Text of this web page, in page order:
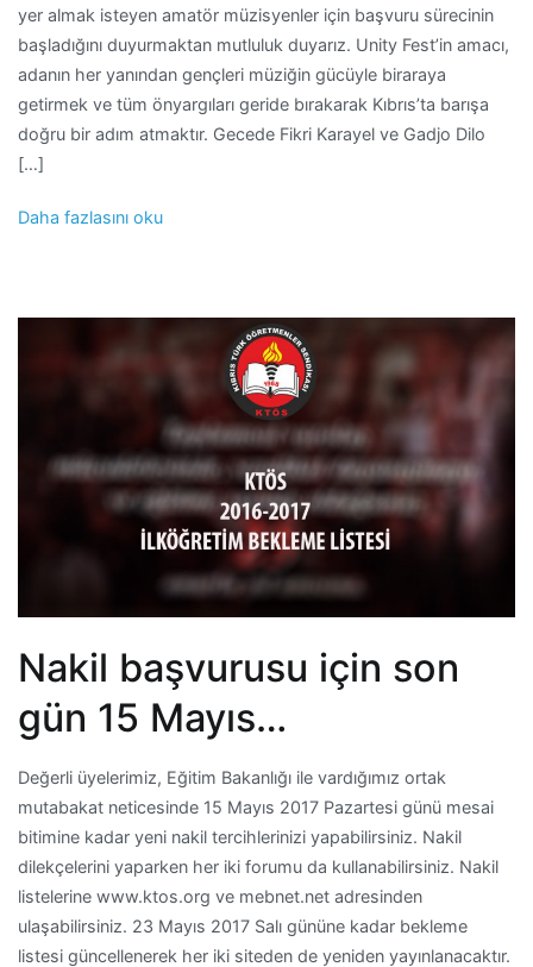
yer almak isteyen amatör müzisyenler için başvuru sürecinin
başladığını duyurmaktan mutluluk duyarız. Unity Fest’in amacı,
adanın her yanından gençleri müziğin gücüyle biraraya
getirmek ve tüm önyargıları geride bırakarak Kıbrıs’ta barışa
doğru bir adım atmaktır. Gecede Fikri Karayel ve Gadjo Dilo
[…]
Daha fazlasını oku
Nakil başvurusu için son
gün 15 Mayıs…
Değerli üyelerimiz, Eğitim Bakanlığı ile vardığımız ortak
mutabakat neticesinde 15 Mayıs 2017 Pazartesi günü mesai
bitimine kadar yeni nakil tercihlerinizi yapabilirsiniz. Nakil
dilekçelerini yaparken her iki forumu da kullanabilirsiniz. Nakil
listelerine www.ktos.org ve mebnet.net adresinden
ulaşabilirsiniz. 23 Mayıs 2017 Salı gününe kadar bekleme
listesi güncellenerek her iki siteden de yeniden yayınlanacaktır.